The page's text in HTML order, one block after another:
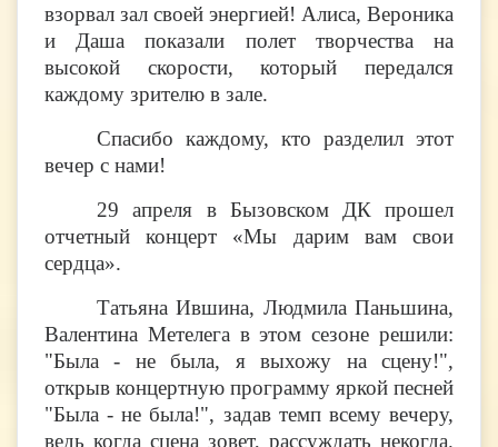
взорвал зал своей энергией! Алиса, Вероника
и Даша показали полет творчества на
высокой скорости, который передался
каждому зрителю в зале.
Спасибо каждому, кто разделил этот
вечер с нами!
29 апреля в Бызовском ДК прошел
отчетный концерт «Мы дарим вам свои
сердца».
Татьяна Ившина, Людмила Паньшина,
Валентина Метелега в этом сезоне решили:
"Была - не была, я выхожу на сцену!",
открыв концертную программу яркой песней
"Была - не была!", задав темп всему вечеру,
ведь когда сцена зовет, рассуждать некогда.